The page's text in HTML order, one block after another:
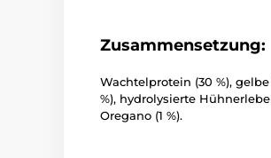
Zusammensetzung:
Wachtelprotein (30 %),
%), hydrolysierte
Oregano (1 %).